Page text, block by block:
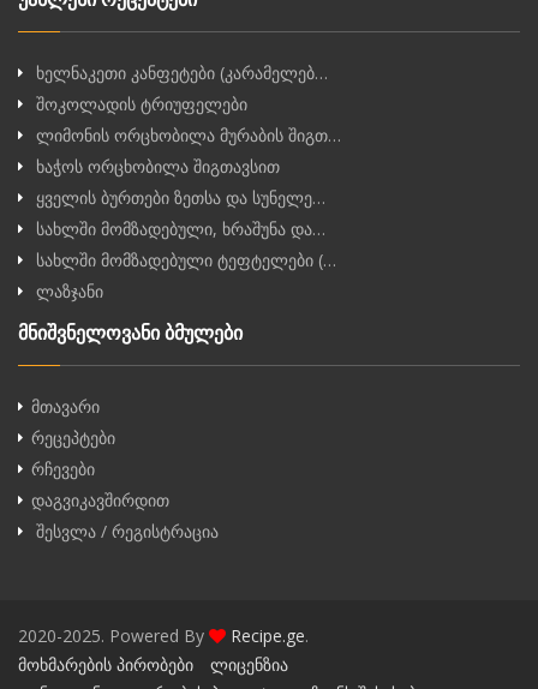
ხელნაკეთი კანფეტები (კარამელებ…
შოკოლადის ტრიუფელები
ლიმონის ორცხობილა მურაბის შიგთ…
ხაჭოს ორცხობილა შიგთავსით
ყველის ბურთები ზეთსა და სუნელე…
სახლში მომზადებული, ხრაშუნა და…
სახლში მომზადებული ტეფტელები (…
ლაზჯანი
მნიშვნელოვანი ბმულები
მთავარი
რეცეპტები
რჩევები
დაგვიკავშირდით
შესვლა / რეგისტრაცია
2020-2025. Powered By Recipe.ge.
მოხმარების პირობები
ლიცენზია